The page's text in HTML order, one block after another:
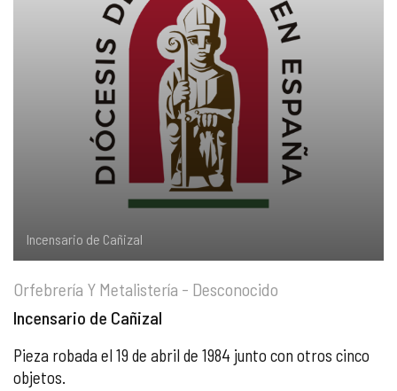
Incensario de Cañizal
Orfebrería Y Metalistería - Desconocido
Incensario de Cañizal
Pieza robada el 19 de abril de 1984 junto con otros cinco
objetos.
DOCTRINA DE LA IGLESIA
PORTAL DE TRANSPARENCIA
RENDICIÓN CUENTAS ENTIDADES RELIGIOSAS
PREGUNTAS FRECUENTES
PASTORAL SAMARITANA
CENTROS SOCIALES
APOSTOLADO SEGLAR
VIDA CONSAGRADA